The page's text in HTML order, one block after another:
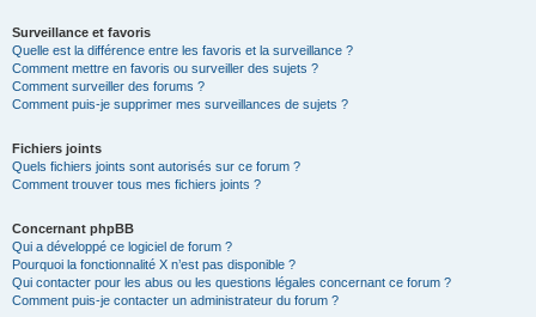
Surveillance et favoris
Quelle est la différence entre les favoris et la surveillance ?
Comment mettre en favoris ou surveiller des sujets ?
Comment surveiller des forums ?
Comment puis-je supprimer mes surveillances de sujets ?
Fichiers joints
Quels fichiers joints sont autorisés sur ce forum ?
Comment trouver tous mes fichiers joints ?
Concernant phpBB
Qui a développé ce logiciel de forum ?
Pourquoi la fonctionnalité X n’est pas disponible ?
Qui contacter pour les abus ou les questions légales concernant ce forum ?
Comment puis-je contacter un administrateur du forum ?